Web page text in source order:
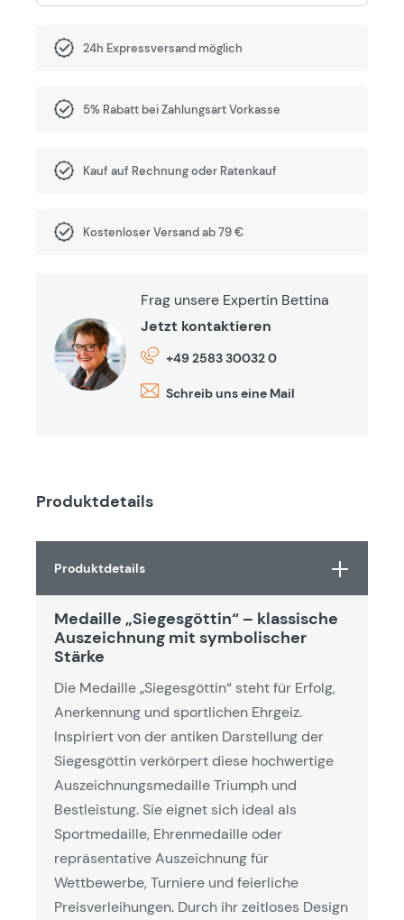
24h Expressversand möglich
5% Rabatt bei Zahlungsart Vorkasse
Kauf auf Rechnung oder Ratenkauf
Kostenloser Versand ab 79 €
Frag unsere Expertin Bettina
Jetzt kontaktieren
+49 2583 30032 0
Schreib uns eine Mail
Produktdetails
Produktdetails
Medaille „Siegesgöttin“ – klassische
Auszeichnung mit symbolischer
Stärke
Die Medaille „Siegesgöttin“ steht für Erfolg,
Anerkennung und sportlichen Ehrgeiz.
Inspiriert von der antiken Darstellung der
Siegesgöttin verkörpert diese hochwertige
Auszeichnungsmedaille Triumph und
Bestleistung. Sie eignet sich ideal als
Sportmedaille, Ehrenmedaille oder
repräsentative Auszeichnung für
Wettbewerbe, Turniere und feierliche
Preisverleihungen. Durch ihr zeitloses Design